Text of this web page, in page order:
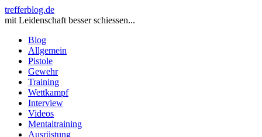
trefferblog.de
mit Leidenschaft besser schiessen...
Blog
Allgemein
Pistole
Gewehr
Training
Wettkampf
Interview
Videos
Mentaltraining
Ausrüstung